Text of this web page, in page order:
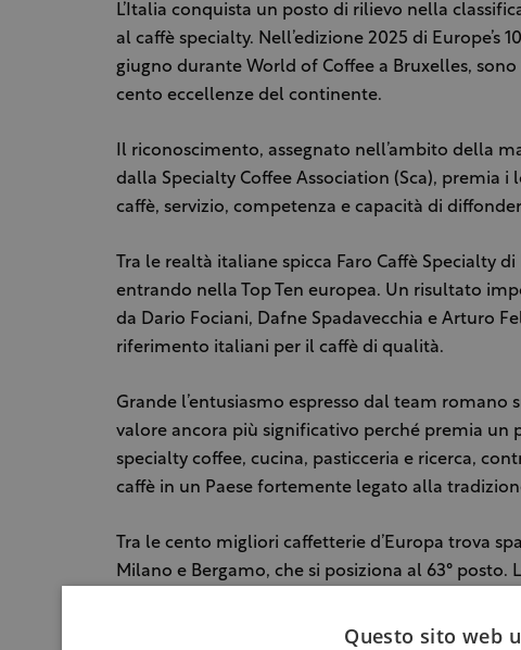
L’Italia conquista un posto di rilievo nella
al caffè specialty. Nell’edizione 2025 di Europe’s
giugno durante World of Coffee a Bruxelles,
cento eccellenze del continente.
Il riconoscimento, assegnato nell’ambito della
dalla Specialty Coffee Association (Sca), premia
caffè, servizio, competenza e capacità di
Tra le realtà italiane spicca Faro Caffè Specialty
entrando nella Top Ten europea. Un risultato
da Dario Fociani, Dafne Spadavecchia e Arturo
riferimento italiani per il caffè di qualità.
Grande l’entusiasmo espresso dal team romano
valore ancora più significativo perché premia un
specialty coffee, cucina, pasticceria e ricerca,
caffè in un Paese fortemente legato alla
Tra le cento migliori caffetterie d’Europa trova
Milano e Bergamo, che si posiziona al 63°
formazione, ricerca e attenzione al servizio, con
Questo sito web